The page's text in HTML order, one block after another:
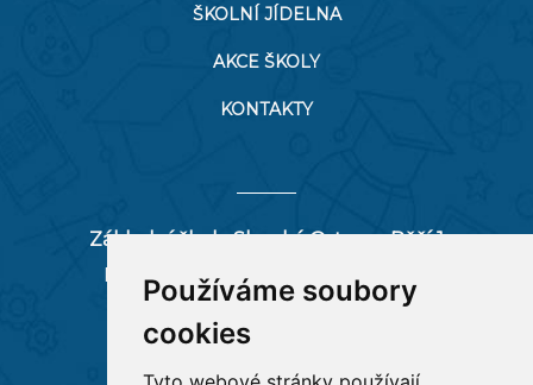
Používáme soubory
cookies
ŠKOLNÍ JÍDELNA
AKCE ŠKOLY
KONTAKTY
Základní škola Slezská Ostrava, Pěší 1
Pěší 66/1, 712 00 Ostrava-Muglinov
tel:596 244 880